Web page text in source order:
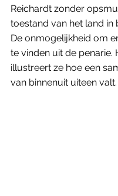
Reichardt zonder
toestand van het land in
De onmogelijkheid om
te vinden uit de penarie.
illustreert ze hoe een
van binnenuit uiteen valt.